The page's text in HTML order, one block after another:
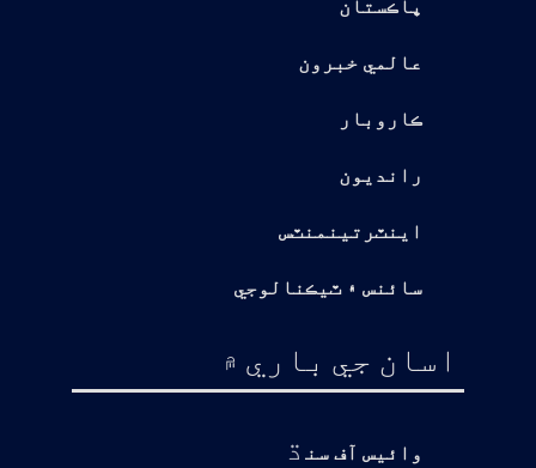
پاڪستان
عالمي خبرون
ڪاروبار
رانديون
اينٽرتينمنٽس
سائنس ۽ ٽيڪنالوجي
اسان جي باري ۾
وائيس آف سن ڌ